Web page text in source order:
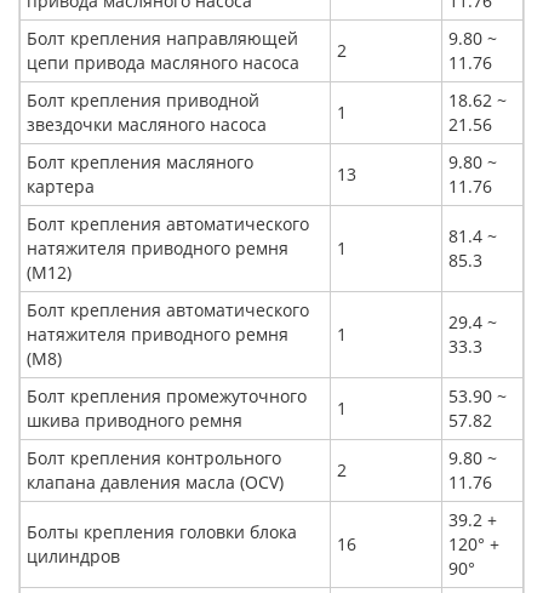
Болт крепления направляющей
цепи привода масляного насоса
2
9.80 ~
11.76
Болт крепления приводной
звездочки масляного насоса
1
18.62 ~
21.56
Болт крепления масляного
картера
13
9.80 ~
11.76
Болт крепления автоматического
натяжителя приводного ремня
(M12)
1
81.4 ~
85.3
Болт крепления автоматического
натяжителя приводного ремня
(M8)
1
29.4 ~
33.3
Болт крепления промежуточного
шкива приводного ремня
1
53.90 ~
57.82
Болт крепления контрольного
клапана давления масла (OCV)
2
9.80 ~
11.76
Болты крепления головки блока
цилиндров
16
39.2 +
120° +
90°